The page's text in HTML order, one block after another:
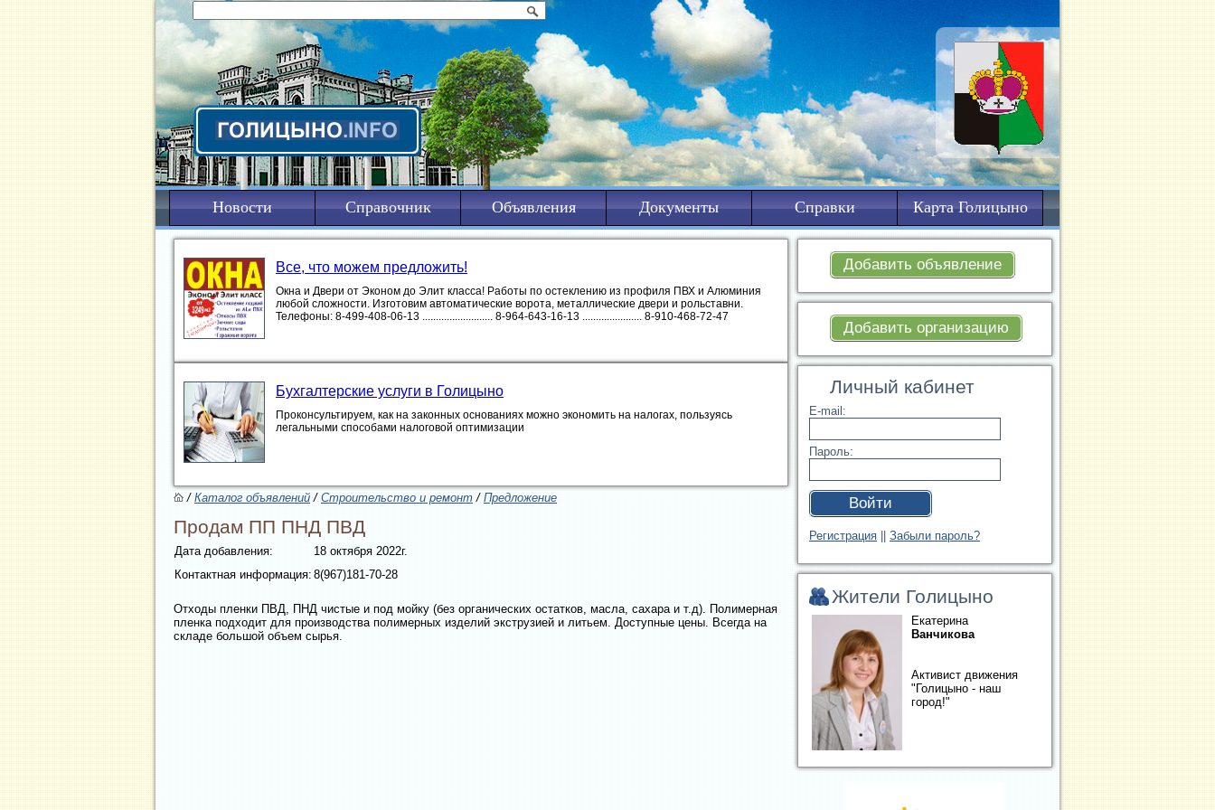
Новости Справочник Объявления Документы Справки Карта Голицыно
Добавить объявление
Добавить организацию
Личный кабинет
E-mail:
Пароль:
Войти
Регистрация Забыли пароль?
Жители Голицыно
Екатерина
Ванчикова
Активист движения
"Голицыно - наш
город!"
Все, что можем предложить!
Окна и Двери от Эконом до Элит класса! Работы по остеклению из профиля ПВХ и Алюминия
любой сложности. Изготовим автоматические ворота, металлические двери и рольставни.
Телефоны: 8-499-408-06-13 .......................... 8-964-643-16-13 ...................... 8-910-468-72-47
Бухгалтерские услуги в Голицыно
Проконсультируем, как на законных основаниях можно экономить на налогах, пользуясь
легальными способами налоговой оптимизации
/Каталог объявлений/Строительство и ремонт/Предложение
Продам ПП ПНД ПВД
Дата добавления:
18 октября 2022г.
Контактная информация:8(967)181-70-28
Отходы пленки ПВД, ПНД чистые и под мойку (без органических остатков, масла, сахара и т.д). Полимерная
пленка подходит для производства полимерных изделий экструзией и литьем. Доступные цены. Всегда на
складе большой объем сырья.